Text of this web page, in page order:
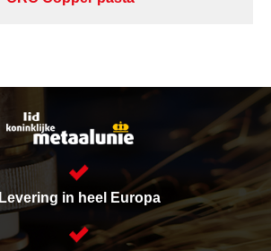
Levering in heel Europa